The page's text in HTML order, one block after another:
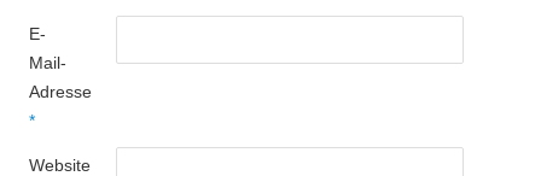
E-
Mail-
Adresse
*
Website